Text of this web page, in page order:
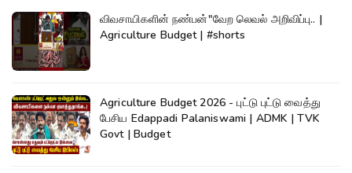
விவசாயிகளின் நண்பன்"வேற லெவல் அறிவிப்பு.. |
Agriculture Budget | #shorts
Agriculture Budget 2026 - புட்டு புட்டு வைத்து
பேசிய Edappadi Palaniswami | ADMK | TVK
Govt | Budget